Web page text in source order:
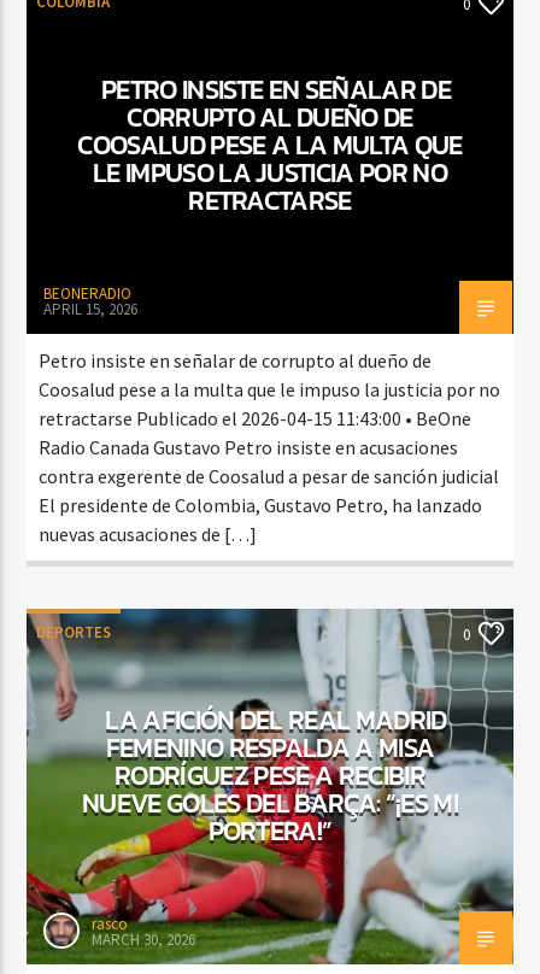
0
PETRO INSISTE EN SEÑALAR DE
CORRUPTO AL DUEÑO DE
COOSALUD PESE A LA MULTA QUE
LE IMPUSO LA JUSTICIA POR NO
RETRACTARSE
BEONERADIO
APRIL 15, 2026
Petro insiste en señalar de corrupto al dueño de
Coosalud pese a la multa que le impuso la justicia por no
retractarse Publicado el 2026-04-15 11:43:00 • BeOne
Radio Canada Gustavo Petro insiste en acusaciones
contra exgerente de Coosalud a pesar de sanción judicial
El presidente de Colombia, Gustavo Petro, ha lanzado
nuevas acusaciones de […]
DEPORTES 0
LA AFICIÓN DEL REAL MADRID
FEMENINO RESPALDA A MISA
RODRÍGUEZ PESE A RECIBIR
NUEVE GOLES DEL BARÇA: “¡ES MI
PORTERA!”
rasco
MARCH 30, 2026